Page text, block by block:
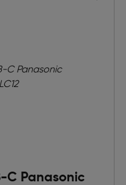
C Panasonic